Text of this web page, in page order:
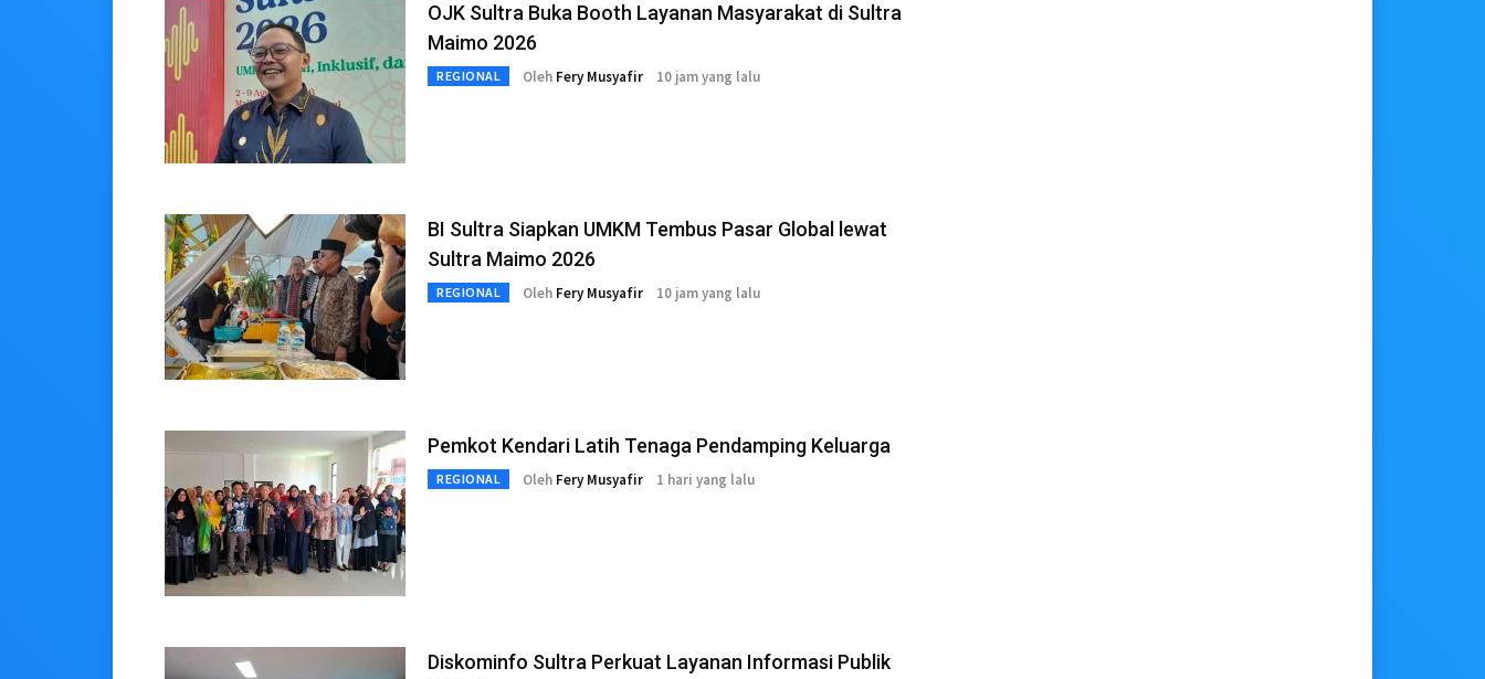
OJK Sultra Buka Booth Layanan Masyarakat di Sultra
Maimo 2026
REGIONAL Oleh Fery Musyafir 10 jam yang lalu
BI Sultra Siapkan UMKM Tembus Pasar Global lewat
Sultra Maimo 2026
REGIONAL Oleh Fery Musyafir 10 jam yang lalu
Pemkot Kendari Latih Tenaga Pendamping Keluarga
REGIONAL Oleh Fery Musyafir 1 hari yang lalu
Diskominfo Sultra Perkuat Layanan Informasi Publik